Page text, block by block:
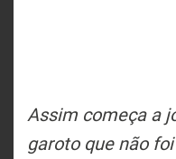
Assim começa a
garoto que não